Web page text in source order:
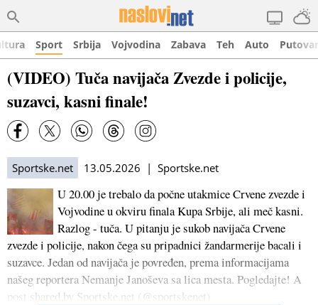
Sport Srbija Vojvodina Zabava Teh Auto
(VIDEO) Tuča navijača Zvezde i policije,
suzavci, kasni finale!
Sportske.net 13.05.2026 | Sportske.net
U 20.00 je trebalo da počne utakmice Crvene zvezde i
Vojvodine u okviru finala Kupa Srbije, ali meč kasni.
Razlog - tuča. U pitanju je sukob navijača Crvene
zvezde i policije, nakon čega su pripadnici žandarmerije bacali i
suzavce. Jedan od navijača je povređen, prema informacijama
našeg reportera Nemanje Janoševa sa lica mesta. Pogledajte! A
post shared by Sportske.net (@sportskenet)